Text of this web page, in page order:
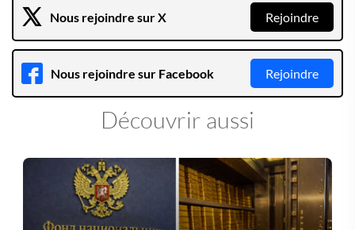
Nous rejoindre sur X Rejoindre
Nous rejoindre sur Facebook Rejoindre
Découvrir aussi